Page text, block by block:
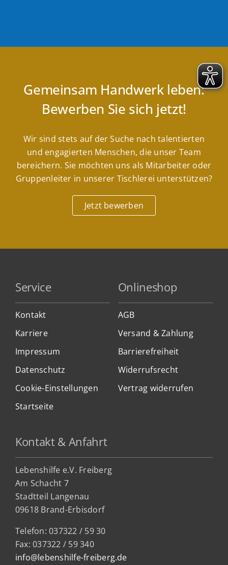
Gemeinsam Handwerk leben:
Bewerben Sie sich jetzt!
Wir sind stets auf der Suche nach talentierten
und engagierten Menschen, die unser Team
bereichern. Sie möchten uns als Mitarbeiter oder
Gruppenleiter in unserer Tischlerei unterstützen?
Jetzt bewerben
Service
Kontakt
Karriere
Impressum
Datenschutz
Cookie-Einstellungen
Startseite
Onlineshop
AGB
Versand & Zahlung
Barrierefreiheit
Widerrufsrecht
Vertrag widerrufen
Kontakt & Anfahrt
Lebenshilfe e.V. Freiberg
Am Schacht 7
Stadtteil Langenau
09618 Brand-Erbisdorf
Telefon: 037322 / 59 30
Fax: 037322 / 59 340
info@lebenshilfe-freiberg.de